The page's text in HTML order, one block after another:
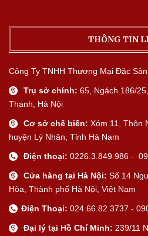
THÔNG TIN
Công Ty TNHH Thương Mại Đặc
Trụ sở chính: 65, Ngách 186/
Thanh, Hà Nội
Cơ sở chế biến: Xóm 11, Thôn
huyện Lý Nhân, Tỉnh Hà Nam
Điện thoại: 0226.3.849.986 -
Cửa hàng tại Hà Nội: Số 14
Hòa, Thành phố Hà Nội, Việt Nam
Điện Thoại: 024.66.82.3737 -
Đại lý tại Hồ Chí Minh: 239/11